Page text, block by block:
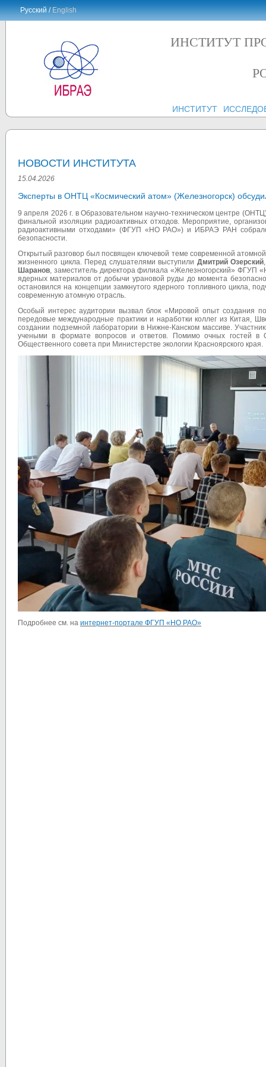
Русский /English
ИНСТИТУТ
ИНСТИТУТ
НОВОСТИ ИНСТИТУТА
15.04.2026
Эксперты в ОНТЦ «Космический атом» (Железногорск)
9 апреля 2026 г. в Образовательном научно-техническом центре
финальной изоляции радиоактивных отходов. Мероприятие,
радиоактивными отходами» (ФГУП «НО РАО») и ИБРАЭ РАН собрало
безопасности.
Открытый разговор был посвящен ключевой теме современной
жизненного цикла. Перед слушателями выступили Дмитрий Озерский
Шаранов, заместитель директора филиала «Железногорский» ФГУП
ядерных материалов от добычи урановой руды до момента
остановился на концепции замкнутого ядерного топливного цикла,
современную атомную отрасль.
Особый интерес аудитории вызвал блок «Мировой опыт создания
передовые международные практики и наработки коллег из Китая,
создании подземной лаборатории в Нижне-Канском массиве.
учеными в формате вопросов и ответов. Помимо очных гостей в
Общественного совета при Министерстве экологии Красноярского края.
Подробнее см. на интернет-портале ФГУП «НО РАО»